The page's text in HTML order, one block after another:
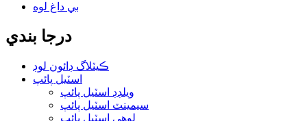
بي داغ لوه
درجا بندي
ڪيٽلاگ ڊائون لوڊ
اسٽيل پائپ
ويلڊڊ اسٽيل پائپ
سيمينٽ اسٽيل پائپ
لوهي اسٽيل پائپ